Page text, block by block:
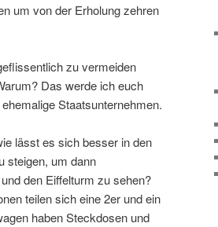
um von der Erholung zehren
zu vermeiden
Das werde ich euch
Staatsunternehmen.
lässt es sich besser in den
steigen, um dann
den Eiffelturm zu sehen?
teilen sich eine 2er und ein
haben Steckdosen und